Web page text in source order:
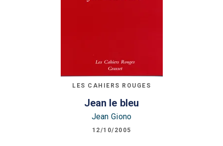
LES CAHIERS ROUGES
Jean le bleu
Jean Giono
12/10/2005